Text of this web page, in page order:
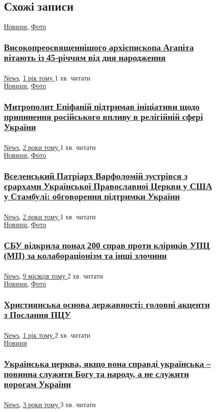
Схожі записи
Новини, Фото
Високопреосвященнішого архієпископа Агапіта
вітають із 45-річчям від дня народження
News, 1 рік тому 1 хв. читати
Новини, Фото
Митрополит Епіфаній підтримав ініціативи щодо
припинення російського впливу в релігійній сфері
України
News, 2 роки тому 1 хв. читати
Новини, Фото
Вселенський Патріарх Варфоломій зустрівся з
єрархами Української Православної Церкви у США
у Стамбулі: обговорення підтримки України
News, 2 роки тому 1 хв. читати
Новини, Фото
СБУ відкрила понад 200 справ проти кліриків УПЦ
(МП) за колабораціонізм та інші злочини
News 9 місяців тому 2 хв. читати
Новини Фото
Християнська основа державності: головні акценти
з Послання ПЦУ
News 1 рік тому 2 хв. читати
Новини
Українська церква, якщо вона справді українська –
повинна служити Богу та народу, а не служити
ворогам України
News 3 роки тому 3 хв. читати